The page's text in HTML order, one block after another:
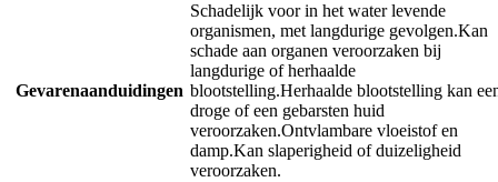
Gevarenaanduidingen
Schadelijk voor in het water levende
organismen, met langdurige gevolgen.Kan
schade aan organen veroorzaken bij
langdurige of herhaalde
blootstelling.Herhaalde blootstelling kan
droge of een gebarsten huid
veroorzaken.Ontvlambare vloeistof en
damp.Kan slaperigheid of duizeligheid
veroorzaken.